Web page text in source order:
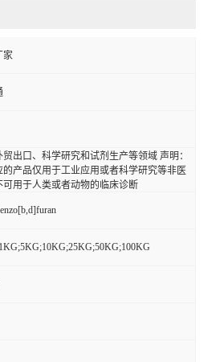
家
出口、科学研究和试剂生产等领域 声明：
的产品仅用于工业应用或者科学研究等非医
可用于人类或者动物的临床诊断